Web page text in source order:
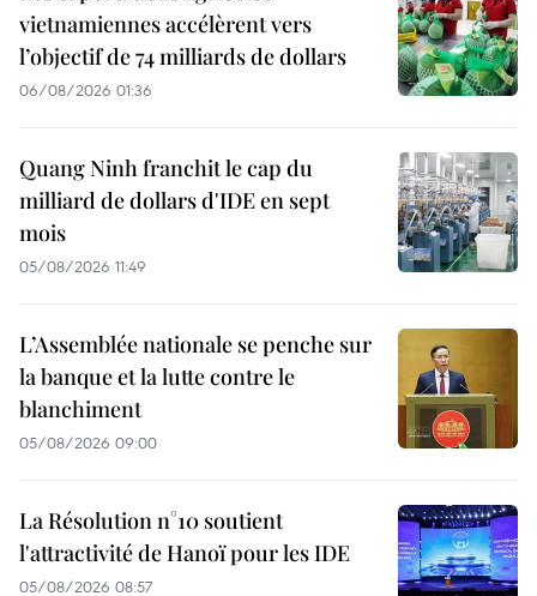
vietnamiennes accélèrent vers
l’objectif de 74 milliards de dollars
06/08/2026 01:36
Quang Ninh franchit le cap du
milliard de dollars d'IDE en sept
mois
05/08/2026 11:49
L’Assemblée nationale se penche sur
la banque et la lutte contre le
blanchiment
05/08/2026 09:00
La Résolution n°10 soutient
l'attractivité de Hanoï pour les IDE
05/08/2026 08:57